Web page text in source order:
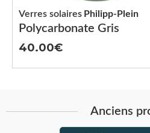
Polycarbonate Gris
Verres solaires Philipp-Plein
40.00
Anciens